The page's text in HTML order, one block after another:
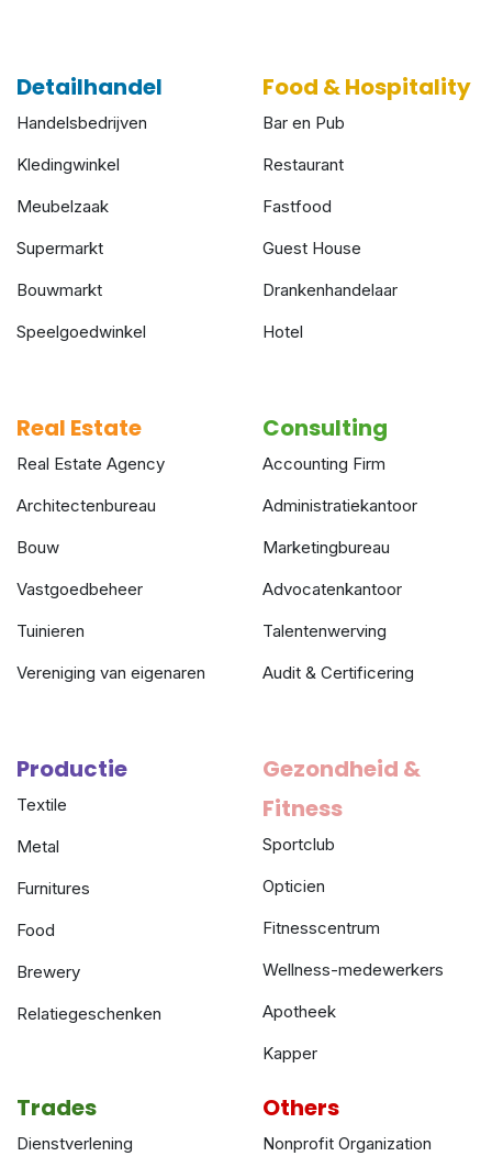
Detailhandel
Handelsbedrijven
Kledingwinkel
Meubelzaak
Supermarkt
Bouwmarkt
Speelgoedwinkel
Food & Hospitality
Bar en Pub
Restaurant
Fastfood
Guest House
Drankenhandelaar
Hotel
Real Estate
Real Estate Agency
Architectenbureau
Bouw
Vastgoedbeheer
Tuinieren
Vereniging van eigenaren
Consulting
Accounting Firm
Administratiekantoor
Marketingbureau
Advocatenkantoor
Talentenwerving
Audit & Certificering
Productie
Textile
Metal
Furnitures
Food
Brewery
Relatiegeschenken
Gezondheid &
Fitness
Sportclub
Opticien
Fitnesscentrum
Wellness-medewerkers
Apotheek
Kapper
Trades
Dienstverlening
Others
Nonprofit Organization